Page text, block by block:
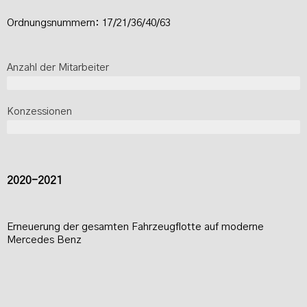
Ordnungsnummern: 17/21/36/40/63
Anzahl der Mitarbeiter
Konzessionen
2020-2021
Erneuerung der gesamten Fahrzeugflotte auf moderne
Mercedes Benz